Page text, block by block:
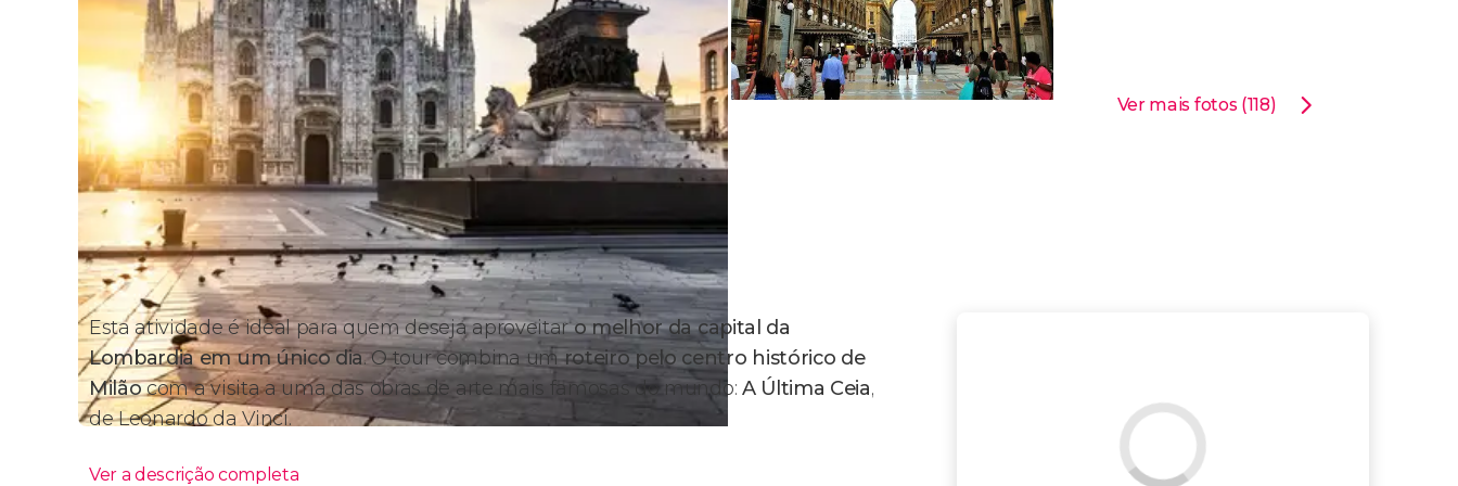
Ver mais fotos (118)
Esta atividade é ideal para quem deseja aproveitaro melhor da capital da
Lombardia em um único dia. O tour combina umroteiro pelo centro histórico de
Milãocom a visita a uma das obras de arte mais famosas do mundo: A Última Ceia,
de Leonardo da Vinci.
Ver a descrição completa